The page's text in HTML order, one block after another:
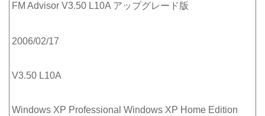
FM Advisor V3.50 L10A アップグレード版
2006/02/17
V3.50 L10A
Windows XP Professional Windows XP Home Edition